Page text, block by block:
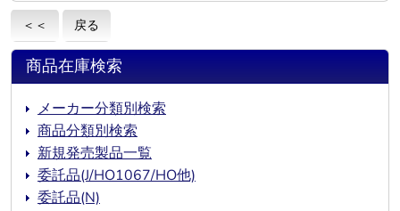
＜＜ 戻る
商品在庫検索
メーカー分類別検索
商品分類別検索
新規発売製品一覧
委託品(J/HO1067/HO他)
委託品(N)